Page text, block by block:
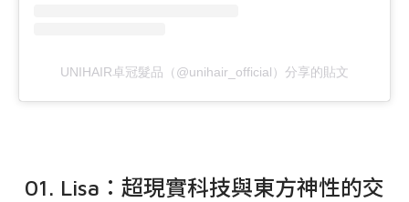
UNIHAIR卓冠髮品（@unihair_official）分享的貼文
01. Lisa：超現實科技與東方神性的交